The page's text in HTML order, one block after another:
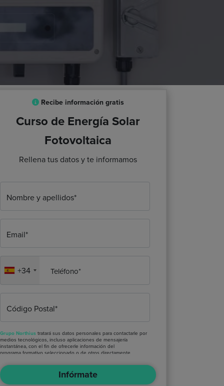
Recibe información gratis
Curso de Energía Solar
Fotovoltaica
Rellena tus datos y te informamos
Nombre y apellidos*
Email*
+34 Teléfono*
Código Postal*
Grupo Northius tratará sus datos personales para contactarle por
medios tecnológicos, incluso aplicaciones de mensajería
instantánea, con el fin de ofrecerle información del
programa formativo seleccionado o de otros directamente
tramitar la contratación correspondiente. Compartiremos su
solicitud con las empresas que conforman el
el objeto de que estas puedan hacerle llegar la mejor oferta de
Infórmate